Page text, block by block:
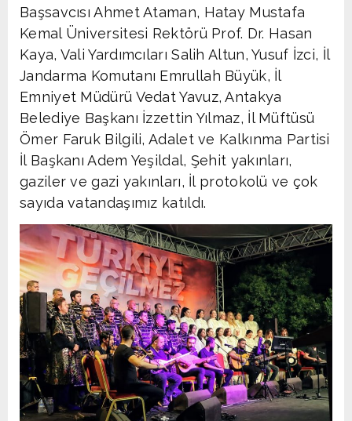
Başsavcısı Ahmet Ataman, Hatay Mustafa
Kemal Üniversitesi Rektörü Prof. Dr. Hasan
Kaya, Vali Yardımcıları Salih Altun, Yusuf İzci, İl
Jandarma Komutanı Emrullah Büyük, İl
Emniyet Müdürü Vedat Yavuz, Antakya
Belediye Başkanı İzzettin Yılmaz, İl Müftüsü
Ömer Faruk Bilgili, Adalet ve Kalkınma Partisi
İl Başkanı Adem Yeşildal, Şehit yakınları,
gaziler ve gazi yakınları, İl protokolü ve çok
sayıda vatandaşımız katıldı.